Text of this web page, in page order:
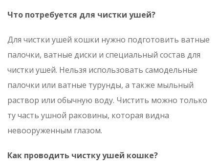
Что потребуется для чистки ушей?
Для чистки ушей кошки нужно подготовить ватные
палочки, ватные диски и специальный состав для
чистки ушей. Нельзя использовать самодельные
палочки или ватные турунды, а также мыльный
раствор или обычную воду. Чистить можно только
ту часть ушной раковины, которая видна
невооруженным глазом.
Как проводить чистку ушей кошке?